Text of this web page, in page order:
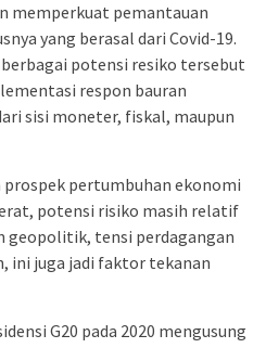
memperkuat pemantauan
yang berasal dari Covid-19.
potensi resiko tersebut
respon bauran
sisi moneter, fiskal, maupun
pertumbuhan ekonomi
potensi risiko masih relatif
geopolitik, tensi perdagangan
ini juga jadi faktor tekanan
G20 pada 2020 mengusung